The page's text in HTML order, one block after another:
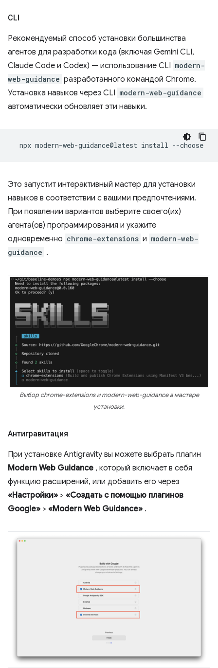
CLI
Рекомендуемый способ установки большинства
агентов для разработки кода (включая Gemini CLI,
Claude Code и Codex) — использование CLI modern-
web-guidance разработанного командой Chrome.
Установка навыков через CLI modern-web-guidance
автоматически обновляет эти навыки.
npx modern-web-guidance@latest install
Это запустит интерактивный мастер для установки
навыков в соответствии с вашими предпочтениями.
При появлении вариантов выберите своего(их)
агента(ов) программирования и укажите
одновременно chrome-extensions и modern-web-
guidance .
Выбор chrome-extensions и modern-web-guidance в мастере
установки.
Антигравитация
При установке Antigravity вы можете выбрать плагин
Modern Web Guidance , который включает в себя
функцию расширений, или добавить его через
«Настройки» > «Создать с помощью плагинов
Google» > «Modern Web Guidance» .